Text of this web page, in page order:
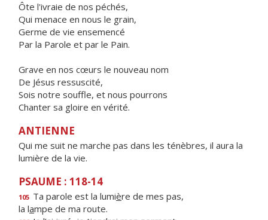
Ôte l'ivraie de nos péchés,
Qui menace en nous le grain,
Germe de vie ensemencé
Par la Parole et par le Pain.
Grave en nos cœurs le nouveau nom
De Jésus ressuscité,
Sois notre souffle, et nous pourrons
Chanter sa gloire en vérité.
ANTIENNE
Qui me suit ne marche pas dans les ténèbres, il aura la
lumière de la vie.
PSAUME : 118-14
105 Ta parole est la lumière de mes pas,
la lampe de ma route.